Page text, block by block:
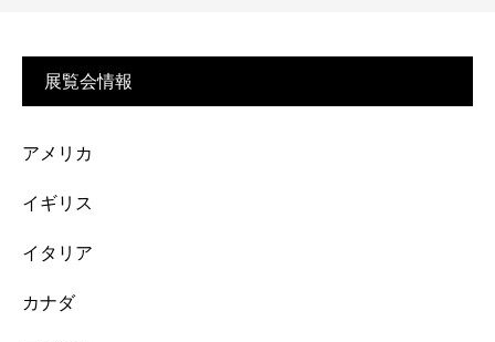
展覧会情報
アメリカ
イギリス
イタリア
カナダ